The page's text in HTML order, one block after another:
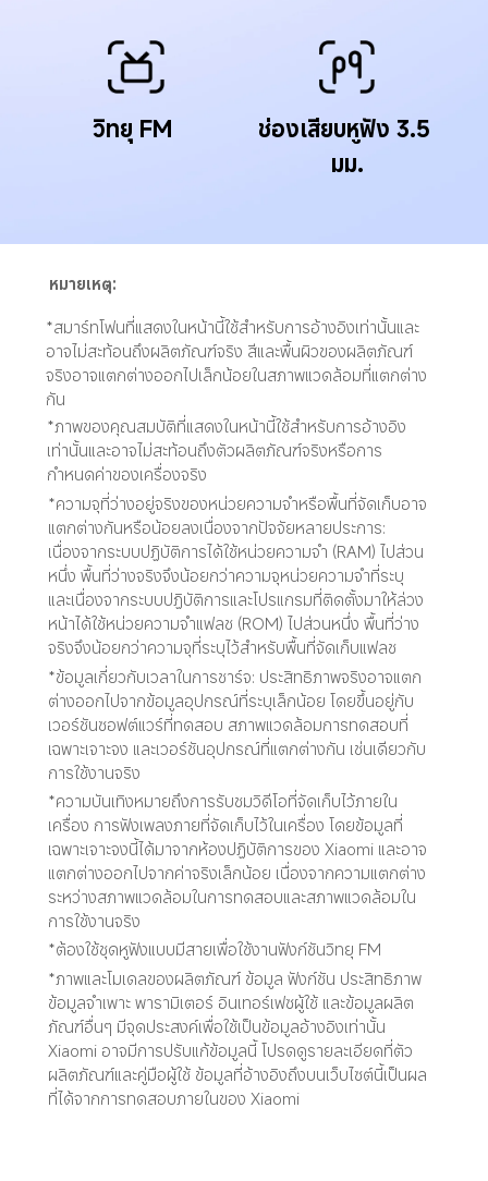
วิทยุ FM
ช่องเสียบหูฟัง 3.5
มม.
หมายเหตุ:
*สมาร์ทโฟนที่แสดงในหน้านี้ใช้สำหรับการอ้างอิงเท่านั้นและ
อาจไม่สะท้อนถึงผลิตภัณฑ์จริง สีและพื้นผิวของผลิตภัณฑ์
จริงอาจแตกต่างออกไปเล็กน้อยในสภาพแวดล้อมที่แตกต่าง
กัน
*ภาพของคุณสมบัติที่แสดงในหน้านี้ใช้สำหรับการอ้างอิง
เท่านั้นและอาจไม่สะท้อนถึงตัวผลิตภัณฑ์จริงหรือการ
กำหนดค่าของเครื่องจริง
*ความจุที่ว่างอยู่จริงของหน่วยความจำหรือพื้นที่จัดเก็บอาจ
แตกต่างกันหรือน้อยลงเนื่องจากปัจจัยหลายประการ:
เนื่องจากระบบปฏิบัติการได้ใช้หน่วยความจำ (RAM) ไปส่วน
หนึ่ง พื้นที่ว่างจริงจึงน้อยกว่าความจุหน่วยความจำที่ระบุ
และเนื่องจากระบบปฏิบัติการและโปรแกรมที่ติดตั้งมาให้ล่วง
หน้าได้ใช้หน่วยความจำแฟลช (ROM) ไปส่วนหนึ่ง พื้นที่ว่าง
จริงจึงน้อยกว่าความจุที่ระบุไว้สำหรับพื้นที่จัดเก็บแฟลช
*ข้อมูลเกี่ยวกับเวลาในการชาร์จ: ประสิทธิภาพจริงอาจแตก
ต่างออกไปจากข้อมูลอุปกรณ์ที่ระบุเล็กน้อย โดยขึ้นอยู่กับ
เวอร์ชันซอฟต์แวร์ที่ทดสอบ สภาพแวดล้อมการทดสอบที่
เฉพาะเจาะจง และเวอร์ชันอุปกรณ์ที่แตกต่างกัน เช่นเดียวกับ
การใช้งานจริง
*ความบันเทิงหมายถึงการรับชมวิดีโอที่จัดเก็บไว้ภายใน
เครื่อง การฟังเพลงภายที่จัดเก็บไว้ในเครื่อง โดยข้อมูลที่
เฉพาะเจาะจงนี้ได้มาจากห้องปฏิบัติการของ Xiaomi และอาจ
แตกต่างออกไปจากค่าจริงเล็กน้อย เนื่องจากความแตกต่าง
ระหว่างสภาพแวดล้อมในการทดสอบและสภาพแวดล้อมใน
การใช้งานจริง
*ต้องใช้ชุดหูฟังแบบมีสายเพื่อใช้งานฟังก์ชันวิทยุ FM
*ภาพและโมเดลของผลิตภัณฑ์ ข้อมูล ฟังก์ชัน ประสิทธิภาพ
ข้อมูลจำเพาะ พารามิเตอร์ อินเทอร์เฟซผู้ใช้ และข้อมูลผลิต
ภัณฑ์อื่นๆ มีจุดประสงค์เพื่อใช้เป็นข้อมูลอ้างอิงเท่านั้น
Xiaomi อาจมีการปรับแก้ข้อมูลนี้ โปรดดูรายละเอียดที่ตัว
ผลิตภัณฑ์และคู่มือผู้ใช้ ข้อมูลที่อ้างอิงถึงบนเว็บไซต์นี้เป็นผล
ที่ได้จากการทดสอบภายในของ Xiaomi